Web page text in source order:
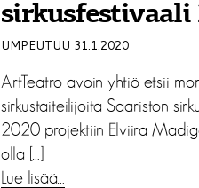
sirkusfestivaali
UMPEUTUU 31.1.2020
ArtTeatro avoin yhtiö etsii
sirkustaiteilijoita Saariston
2020 projektiin Elviira
olla […]
Lue lisää…